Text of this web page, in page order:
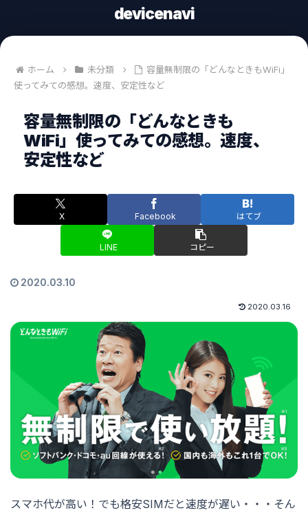
devicenavi
ホーム 未分類
容量無制限の「どんなときもWiFi」
使ってみての感想。速度、安定性など
容量無制限の「どんなときも
WiFi」使ってみての感想。速度、
安定性など
X Facebook はてブ
LINE コピー
2020.03.10
2020.03.16
スマホ代が高い！でも格安SIMだと速度が遅い・・・そん